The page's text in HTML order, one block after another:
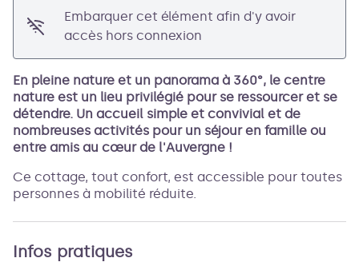
Embarquer cet élément afin d'y avoir
accès hors connexion
En pleine nature et un panorama à 360°, le centre
nature est un lieu privilégié pour se ressourcer et se
détendre. Un accueil simple et convivial et de
nombreuses activités pour un séjour en famille ou
entre amis au cœur de l'Auvergne !
Ce cottage, tout confort, est accessible pour toutes
personnes à mobilité réduite.
Infos pratiques